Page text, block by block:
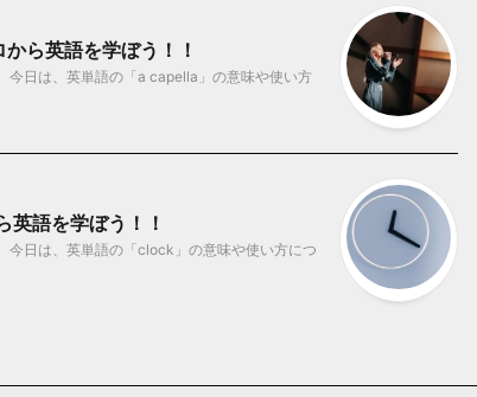
ら英語を学ぼう！！
は、英単語の「a capella」の意味や使い方
語を学ぼう！！
は、英単語の「clock」の意味や使い方につ